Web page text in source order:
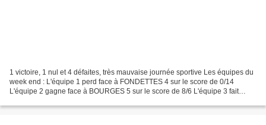
1 victoire, 1 nul et 4 défaites, très mauvaise journée sportive Les équipes du
week end : L'équipe 1 perd face à FONDETTES 4 sur le score de 0/14
L'équipe 2 gagne face à BOURGES 5 sur le score de 8/6 L'équipe 3 fait